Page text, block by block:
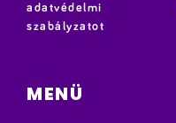
adatvédelmi
szabályzatot
MENÜ